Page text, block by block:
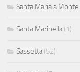
Santa Maria a Monte
Santa Marinella(1)
Sassetta(52)